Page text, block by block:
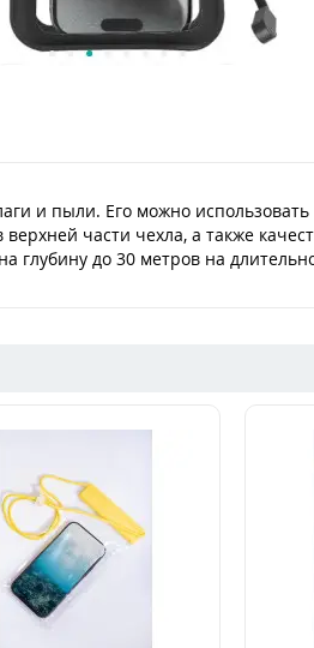
и пыли. Его можно
части чехла, а также
глубину до 30 метров на